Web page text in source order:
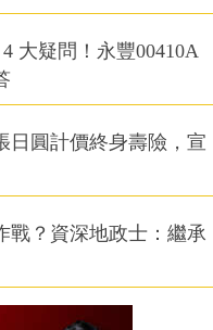
大疑問！永豐00410A
日圓計價終身壽險，宣
戰？資深地政士：繼承